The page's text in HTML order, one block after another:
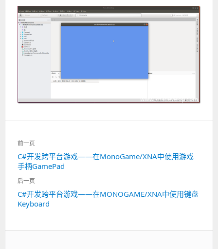
文
章
导
航
前一页
上
一
篇：
C#开发跨平台游戏——在MonoGame/XNA中使用游戏
手柄GamePad
后一页
下
一
C#开发跨平台游戏——在MONOGAME/XNA中使用键盘
Keyboard